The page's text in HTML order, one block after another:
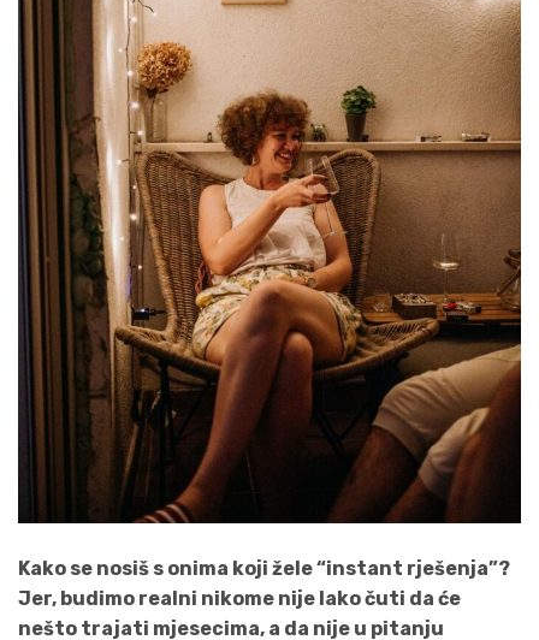
Kako se nosiš s onima koji žele “instant rješenja”?
Jer, budimo realni nikome nije lako čuti da će
nešto trajati mjesecima, a da nije u pitanju